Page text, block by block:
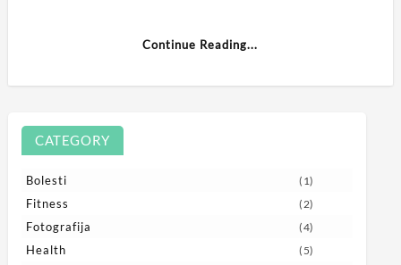
Continue Reading...
CATEGORY
Bolesti (1)
Fitness (2)
Fotografija (4)
Health (5)